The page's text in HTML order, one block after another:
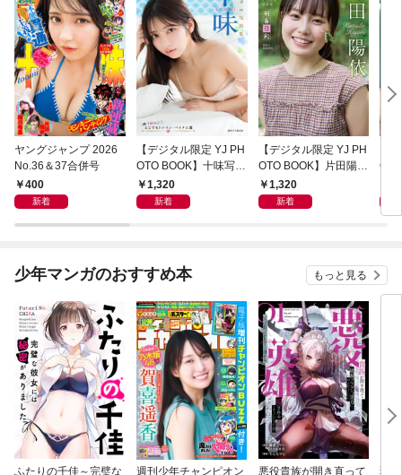
ヤングジャンプ 2026
No.36＆37合併号
400
新着
【デジタル限定 YJ PH
OTO BOOK】十味写真
集「続・『ぽみ』！？
どこでもトレイン・ベ
1,320
新着
【デジタル限定 YJ PH
OTO BOOK】片田陽依
写真集「羽色日和」
1,320
新着
リ」
少年マンガのおすすめ本 もっと見る
ふたりの千佳～完璧な
週刊少年チャンピオン
悪役貴族が開き直って
弱